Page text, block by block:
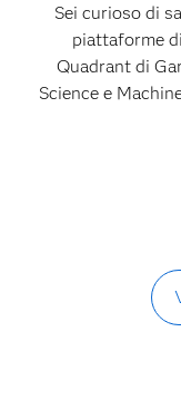
Sei curioso di
piattaforme
Quadrant di
Science e